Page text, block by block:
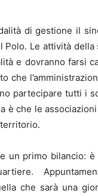
di gestione il
Le attività
e dovranno farsi
che
partecipare tutti i
è che le
un primo bilancio: è
che sarà una